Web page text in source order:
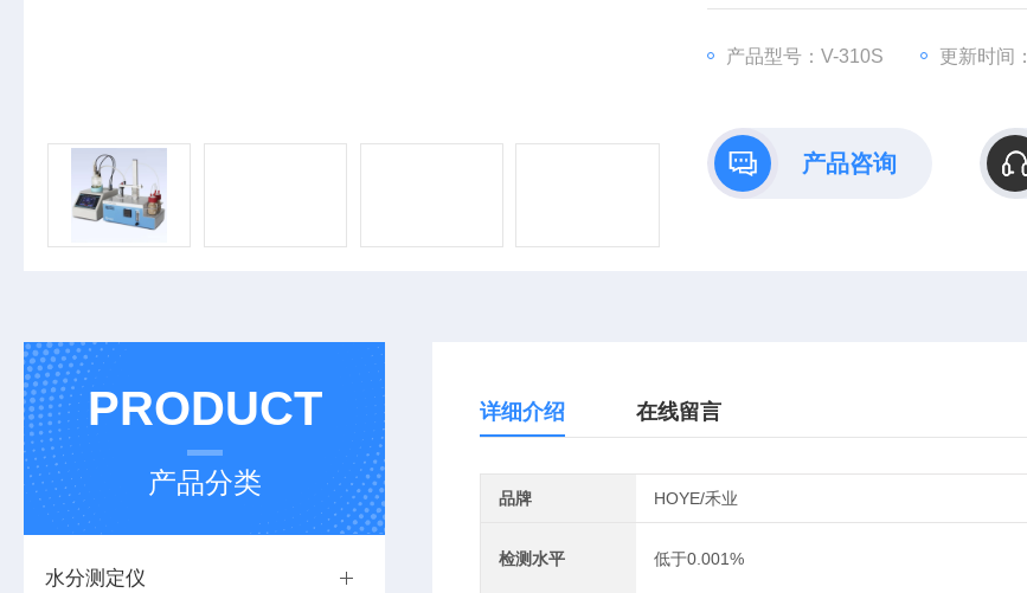
产品型号：V-310S 更新时间
产品咨询
PRODUCT
产品分类
水分测定仪
详细介绍 在线留言
品牌 HOYE/禾业
检测水平 低于0.001%